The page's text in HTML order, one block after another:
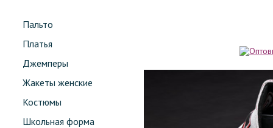
Пальто
Платья
Джемперы
Жакеты женские
Костюмы
Школьная форма